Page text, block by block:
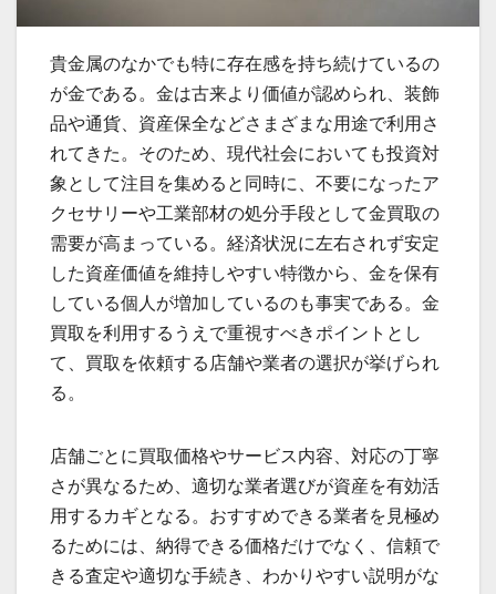
貴金属のなかでも特に存在感を持ち続けているの
が金である。 金は古来より価値が認められ、装飾
品や通貨、資産保全などさまざまな用途で利用さ
れてきた。そのため、現代社会においても投資対
象として注目を集めると同時に、不要になったア
クセサリーや工業部材の処分手段として金買取の
需要が高まっている。経済状況に左右されず安定
した資産価値を維持しやすい特徴から、金を保有
している個人が増加しているのも事実である。金
買取を利用するうえで重視すべきポイントとし
て、買取を依頼する店舗や業者の選択が挙げられ
る。
店舗ごとに買取価格やサービス内容、対応の丁寧
さが異なるため、適切な業者選びが資産を有効活
用するカギとなる。おすすめできる業者を見極め
るためには、納得できる価格だけでなく、信頼で
きる査定や適切な手続き、わかりやすい説明がな